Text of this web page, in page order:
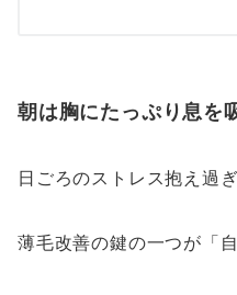
朝は胸にたっぷり息を
日ごろのストレス抱え過
薄毛改善の鍵の一つが「